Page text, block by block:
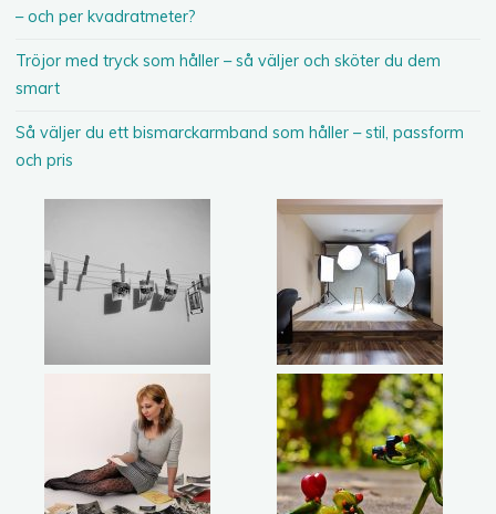
– och per kvadratmeter?
Tröjor med tryck som håller – så väljer och sköter du dem
smart
Så väljer du ett bismarckarmband som håller – stil, passform
och pris